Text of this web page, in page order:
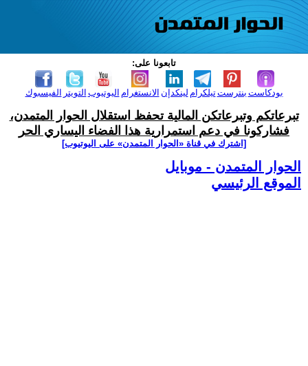
تابعونا على:
الفيسبوك التويتر اليوتيوب الانستغرام لينكدإن تيلكرامبنترست بودكاست
تبرعاتكم وتبرعاتكن المالية تحفظ استقلال الحوار المتمدن،
فشاركونا في دعم استمرارية هذا الفضاء اليساري الحر
[اشترك في قناة ‫«الحوار المتمدن» على اليوتيوب]
الحوار المتمدن - موبايل
الموقع الرئيسي